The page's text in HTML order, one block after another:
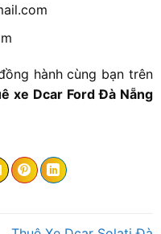
hành cùng bạn trên
xe Dcar Ford Đà Nẵng